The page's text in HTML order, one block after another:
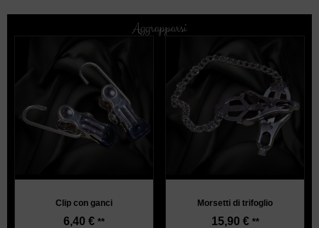
Aggrapparsi
Clip con ganci
6,40 € **
Morsetti di trifoglio
15,90 € **